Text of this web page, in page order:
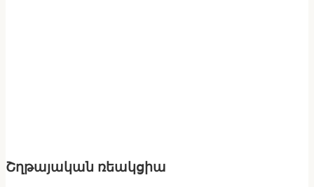
Շղթայական ռեակցիա